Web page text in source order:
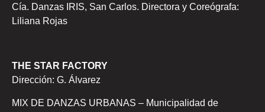
Cía. Danzas IRIS, San Carlos. Directora y Coreógrafa:
Liliana Rojas
THE STAR FACTORY
Dirección: G. Álvarez
MIX DE DANZAS URBANAS – Municipalidad de